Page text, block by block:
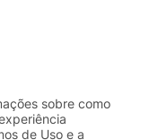
sobre como
de Usoe a